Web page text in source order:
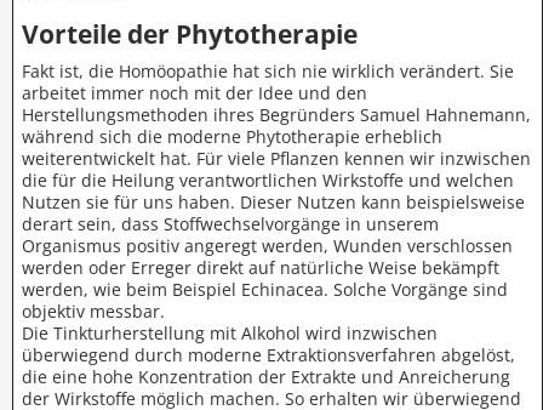
Vorteile der Phytotherapie
Fakt ist, die Homöopathie hat sich nie wirklich verändert. Sie
arbeitet immer noch mit der Idee und den
Herstellungsmethoden ihres Begründers Samuel Hahnemann,
während sich die moderne Phytotherapie erheblich
weiterentwickelt hat. Für viele Pflanzen kennen wir inzwischen
die für die Heilung verantwortlichen Wirkstoffe und welchen
Nutzen sie für uns haben. Dieser Nutzen kann beispielsweise
derart sein, dass Stoffwechselvorgänge in unserem
Organismus positiv angeregt werden, Wunden verschlossen
werden oder Erreger direkt auf natürliche Weise bekämpft
werden, wie beim Beispiel Echinacea. Solche Vorgänge sind
objektiv messbar.
Die Tinkturherstellung mit Alkohol wird inzwischen
überwiegend durch moderne Extraktionsverfahren abgelöst,
die eine hohe Konzentration der Extrakte und Anreicherung
der Wirkstoffe möglich machen. So erhalten wir überwiegend